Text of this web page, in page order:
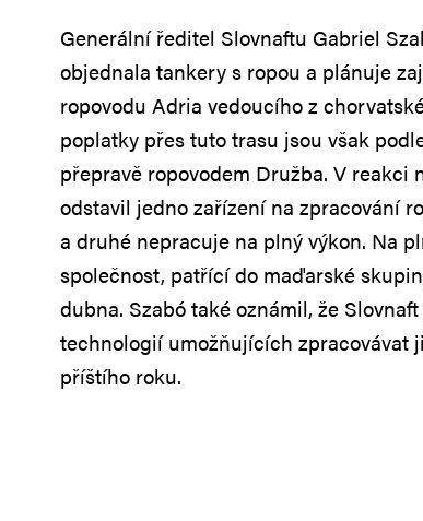
Generální ředitel Slovnaftu Gabriel
objednala tankery s ropou a plánuje
ropovodu Adria vedoucího z
poplatky přes tuto trasu jsou však
přepravě ropovodem Družba. V reakci
odstavil jedno zařízení na zpracování
a druhé nepracuje na plný výkon. Na
společnost, patřící do maďarské
dubna. Szabó také oznámil, že
technologií umožňujících zpracovávat
příštího roku.